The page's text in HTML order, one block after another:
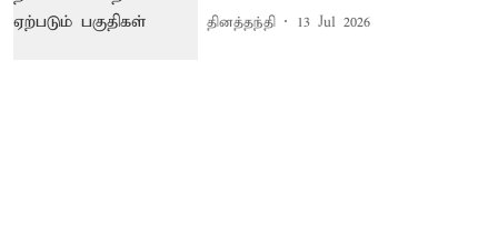
தினத்தந்தி 13 Jul 2026